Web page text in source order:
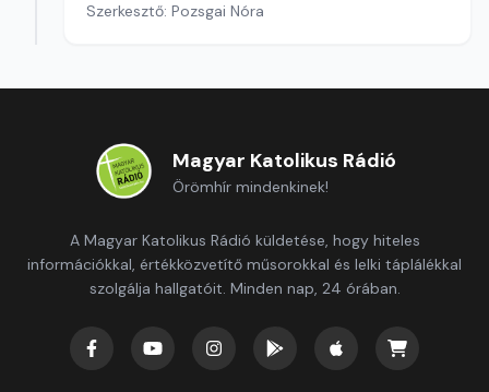
Szerkesztő: Pozsgai Nóra
Magyar Katolikus Rádió
Örömhír mindenkinek!
A Magyar Katolikus Rádió küldetése, hogy hiteles
információkkal, értékközvetítő műsorokkal és lelki táplálékkal
szolgálja hallgatóit. Minden nap, 24 órában.